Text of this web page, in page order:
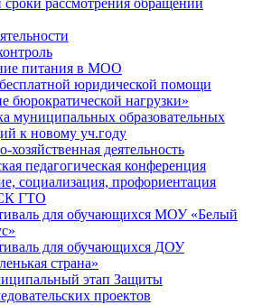
рассмотрения обращений
питания в МОО
юридической помощи
бюрократической нагрузки»
муниципальных образовательных
к новому уч.году
хозяйственная деятельность
педагогическая конференция
социализация, профориентация
ГТО
для обучающихся МОУ «Белый
для обучающихся ДОУ
страна»
этап Защиты
проектов